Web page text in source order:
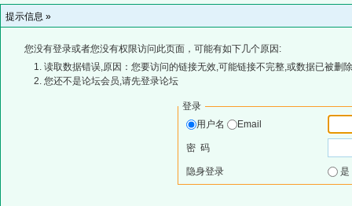
提示信息 »
您没有登录或者您没有权限访问此页面，可能有如下几个原因:
读取数据错误,原因：您要访问的链接无效,可能链接不完整,或数据已被删
您还不是论坛会员,请先登录论坛
登录
用户名
Email
密 码
隐身登录